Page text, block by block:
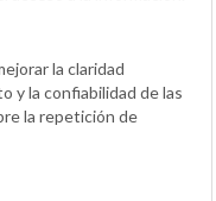
la claridad
y la confiabilidad de las
la repetición de